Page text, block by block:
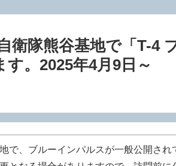
衛隊熊谷基地で「T-4
。2025年4月9日～
で、ブルーインパルスが一般公開され